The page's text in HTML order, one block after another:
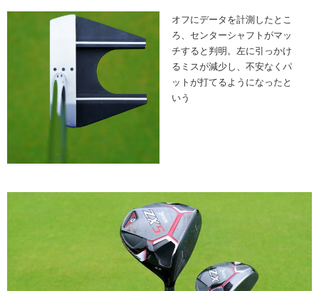
オフにデータを計測したとこ
ろ、センターシャフトがマッ
チすると判明。左に引っかけ
るミスが減少し、不安なくパ
ットが打てるようになったと
いう